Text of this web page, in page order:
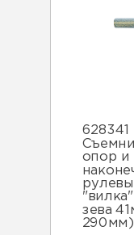
628341
опор и
зева
290мм)